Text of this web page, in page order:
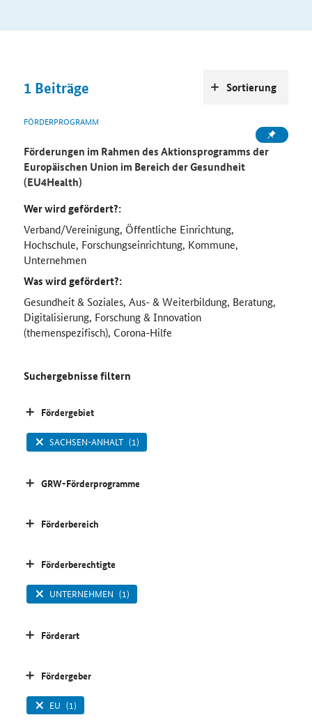
1 Beiträge
FÖRDERPROGRAMM
Förderungen im Rahmen des Aktionsprogramms der
Europäischen Union im Bereich der Gesundheit
(EU4Health)
Wer wird gefördert?:
Verband/Vereinigung, Öffentliche Einrichtung,
Hochschule, Forschungseinrichtung, Kommune,
Unternehmen
Was wird gefördert?:
Gesundheit & Soziales, Aus- & Weiterbildung, Beratung,
Digitalisierung, Forschung & Innovation
(themenspezifisch), Corona-Hilfe
Sortierung
Suchergebnisse filtern
Fördergebiet
SACHSEN-ANHALT (1)
GRW-Förderprogramme
Förderbereich
Förderberechtigte
UNTERNEHMEN (1)
Förderart
Fördergeber
EU (1)